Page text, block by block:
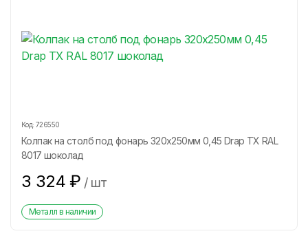
Код: 726550
Колпак на столб под фонарь 320х250мм 0,45 Drap ТХ RAL
8017 шоколад
3 324 ₽ / шт
Металл в наличии